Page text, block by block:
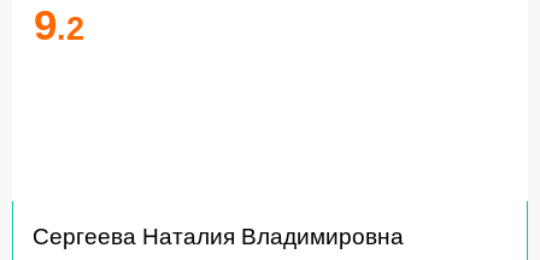
9.2
Сергеева Наталия Владимировна